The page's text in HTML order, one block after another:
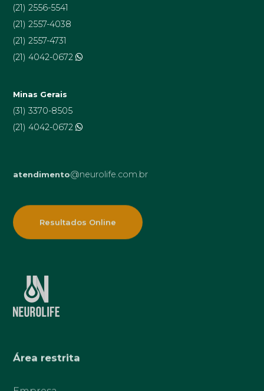
(21) 2556-5541
(21) 2557-4038
(21) 2557-4731
(21) 4042-0672
Minas Gerais
(31) 3370-8505
(21) 4042-0672
atendimento@neurolife.com.br